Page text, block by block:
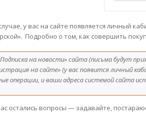
у вас на сайте появляется личный
Подробно о том, как совершить
на новости» сайта (письма будут
на сайте» (у вас появится личный
операции, и ваши адреса системой сайта
остались вопросы — задавайте,